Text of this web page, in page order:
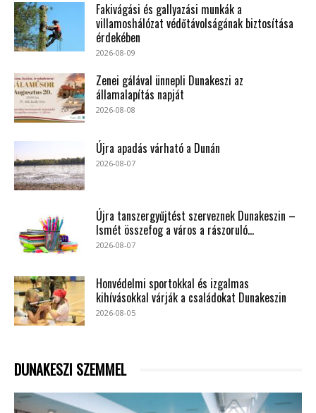
Fakivágási és gallyazási munkák a
villamoshálózat védőtávolságának biztosítása
érdekében
2026-08-09
Zenei gálával ünnepli Dunakeszi az
államalapítás napját
2026-08-08
Újra apadás várható a Dunán
2026-08-07
Újra tanszergyűjtést szerveznek Dunakeszin –
Ismét összefog a város a rászoruló...
2026-08-07
Honvédelmi sportokkal és izgalmas
kihívásokkal várják a családokat Dunakeszin
2026-08-05
DUNAKESZI SZEMMEL